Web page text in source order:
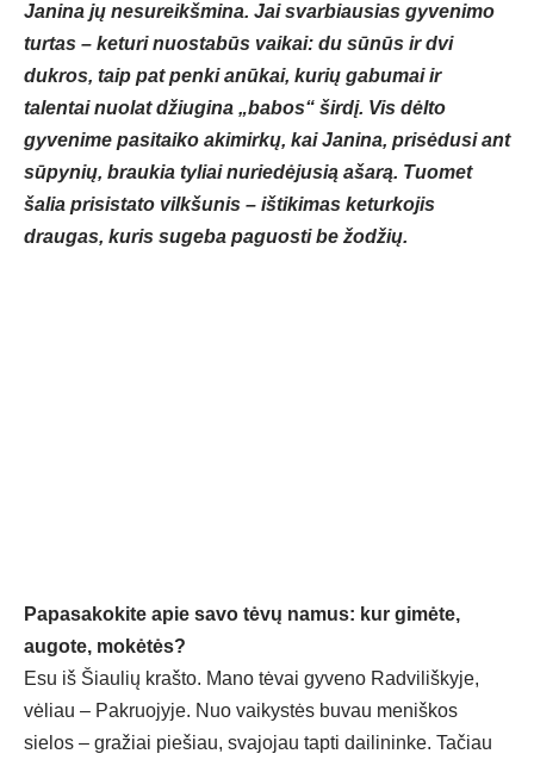
Janina jų nesureikšmina. Jai svarbiausias gyvenimo
turtas – keturi nuostabūs vaikai: du sūnūs ir dvi
dukros, taip pat penki anūkai, kurių gabumai ir
talentai nuolat džiugina „babos“ širdį. Vis dėlto
gyvenime pasitaiko akimirkų, kai Janina, prisėdusi ant
sūpynių, braukia tyliai nuriedėjusią ašarą. Tuomet
šalia prisistato vilkšunis – ištikimas keturkojis
draugas, kuris sugeba paguosti be žodžių.
Papasakokite apie savo tėvų namus: kur gimėte,
augote, mokėtės?
Esu iš Šiaulių krašto. Mano tėvai gyveno Radviliškyje,
vėliau – Pakruojyje. Nuo vaikystės buvau meniškos
sielos – gražiai piešiau, svajojau tapti dailininke. Tačiau